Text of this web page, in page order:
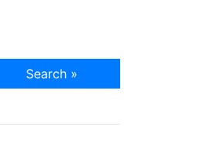
Search »